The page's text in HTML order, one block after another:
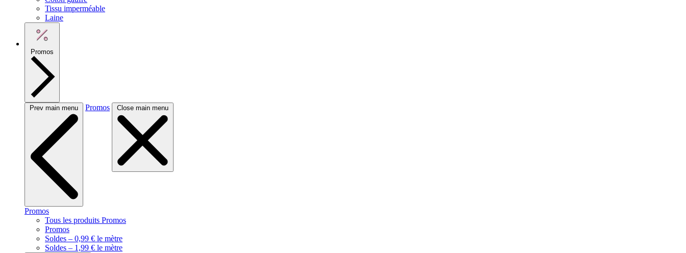
Tissu imperméable
Laine
Promos
Prev main menu Promos Close main menu
Promos
Tous les produits Promos
Promos
Soldes – 0,99 € le mètre
Soldes – 1,99 € le mètre